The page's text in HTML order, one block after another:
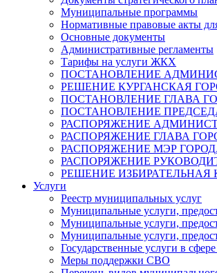
Муниципальные программы
Нормативные правовые акты
Основные документы
Административные регламенты
Тарифы на услуги ЖКХ
ПОСТАНОВЛЕНИЕ
РЕШЕНИЕ КУРГАНСКАЯ
ПОСТАНОВЛЕНИЕ ГЛАВА
ПОСТАНОВЛЕНИЕ
РАСПОРЯЖЕНИЕ
РАСПОРЯЖЕНИЕ ГЛАВА
РАСПОРЯЖЕНИЕ МЭР
РАСПОРЯЖЕНИЕ
РЕШЕНИЕ
Услуги
Реестр муниципальных услуг
Муниципальные услуги,
Муниципальные услуги,
Муниципальные услуги,
Государственные услуги в
Меры поддержки СВО